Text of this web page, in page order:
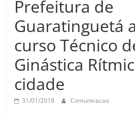
Prefeitura
Estância
Turística
Guaratinguetá
Prefeitura de
Guaratinguetá
curso Técnico
Ginástica
cidade
31/01/2018 Comunicacao